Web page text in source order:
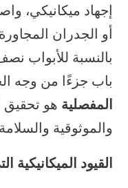
إجهاد ميكانيكي،
أو الجدران
بالنسبة للأبواب
باب جزءًا من وجه
المفصلية هو تحقيق
والموثوقية
القيود الميكانيكية